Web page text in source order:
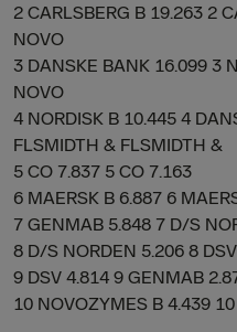
2 CARLSBERG B 19.263 2
NOVO
3 DANSKE BANK 16.099 3
NOVO
4 NORDISK B 10.445 4
FLSMIDTH & FLSMIDTH &
5 CO 7.837 5 CO 7.163
6 MAERSK B 6.887 6
7 GENMAB 5.848 7 D/S
8 D/S NORDEN 5.206 8
9 DSV 4.814 9 GENMAB
10 NOVOZYMES B 4.439